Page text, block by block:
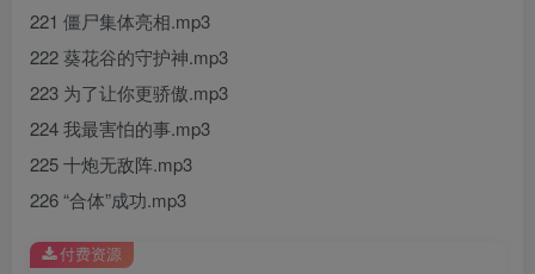
221 僵尸集体亮相.mp3
222 葵花谷的守护神.mp3
223 为了让你更骄傲.mp3
224 我最害怕的事.mp3
225 十炮无敌阵.mp3
226 “合体”成功.mp3
付费资源